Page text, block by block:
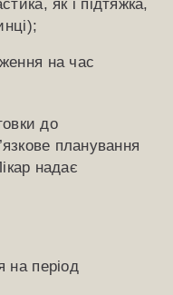
на час
до
планування
надає
на період